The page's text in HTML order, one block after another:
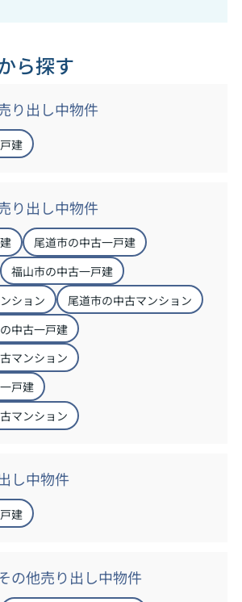
ら探す
り出し中物件
建
り出し中物件
尾道市の中古一戸建
福山市の中古一戸建
ション
尾道市の中古マンション
中古一戸建
マンション
戸建
マンション
し中物件
建
の他売り出し中物件